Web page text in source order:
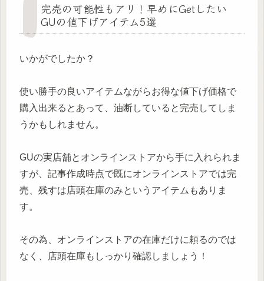
完売の可能性もアリ！早めにGetしたい
GUの値下げアイテム5選
いかがでしたか？
使い勝手の良いアイテムながらお得な値下げ価格で
購入出来るとあって、油断していると完売してしま
うかもしれません。
GUの実店舗とオンラインストアから手に入れられま
すが、記事作成時点で既にオンラインストアでは完
売、残すは店頭在庫のみというアイテムもありま
す。
その為、オンラインストアの在庫だけに頼るのでは
なく、店頭在庫もしっかり確認しましょう！